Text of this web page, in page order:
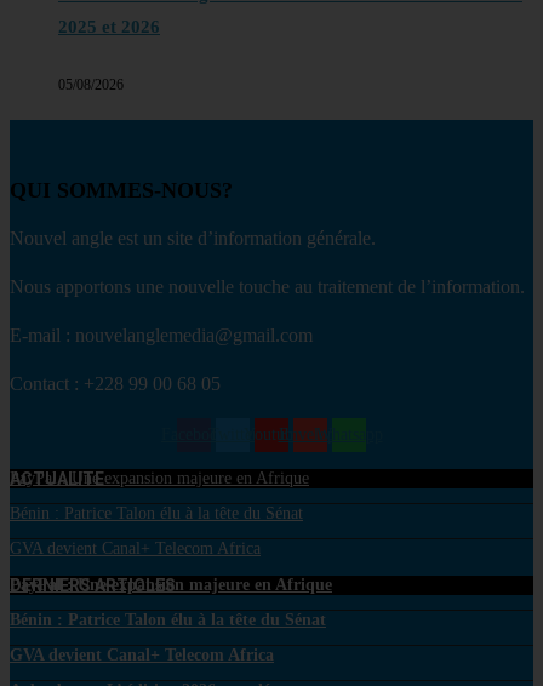
2025 et 2026
05/08/2026
QUI SOMMES-NOUS?
Nouvel angle est un site d’information générale.
Nous apportons une nouvelle touche au traitement de l’information.
E-mail : nouvelanglemedia@gmail.com
Contact : +228 99 00 68 05
TwitterYoutubeEnvelopeWhatsapp
ACTUALITE
PayPal : Une expansion majeure en Afrique
Bénin : Patrice Talon élu à la tête du Sénat
GVA devient Canal+ Telecom Africa
DERNIERS ARTICLES
PayPal : Une expansion majeure en Afrique
Bénin : Patrice Talon élu à la tête du Sénat
GVA devient Canal+ Telecom Africa